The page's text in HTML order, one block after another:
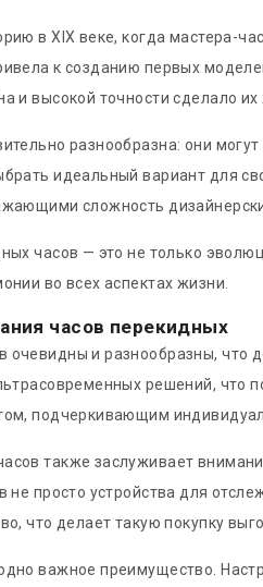
в XIX веке, когда мастера-
к созданию первых
и высокой точности сделало
разнообразна: они
идеальный вариант для
сложность
часов — это не только
во всех аспектах жизни.
часов перекидных
очевидны и разнообразны, что
решений,
подчеркивающим
также заслуживает
не просто устройства для
что делает такую покупку
важное преимущество.